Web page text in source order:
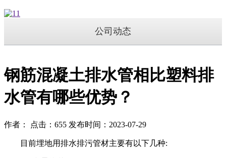
公司动态
钢筋混凝土排水管相比塑料排
水管有哪些优势？
作者： 点击：655 发布时间：2023-07-29
目前埋地用排水排污管材主要有以下几种: